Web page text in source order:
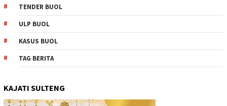
TENDER BUOL
ULP BUOL
KASUS BUOL
TAG BERITA
KAJATI SULTENG